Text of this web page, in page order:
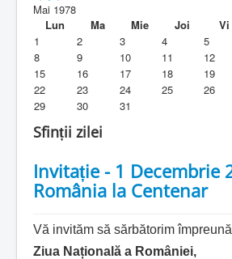
Duhovnicesti
Servicii religioase
Alte legaturi
Biblioteca Parohiei
Foaia Parohiei
Activitati copii si tineri
Mai 1978
Lun
Ma Mie Joi Vi
1
2 3 4 5
8
9 10 11 12
15
16 17 18 19
22
23 24 25 26
29
30 31
Sfinții zilei
Invitație - 1 Decembrie
România la Centenar
Vă invităm să sărbătorim împreună
Ziua Națională a României,